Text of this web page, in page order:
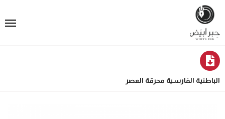
الباطنية الفارسية محرقة العصر